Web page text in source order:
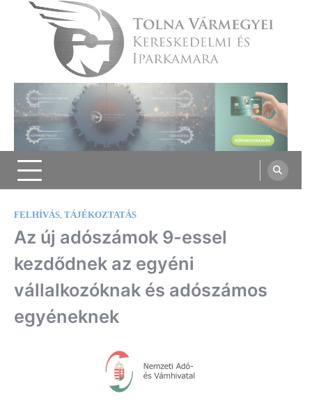
Tolna Vármegyei Kereskedelmi és
Iparkamara
FELHÍVÁS, TÁJÉKOZTATÁS
Az új adószámok 9-essel
kezdődnek az egyéni
vállalkozóknak és adószámos
egyéneknek